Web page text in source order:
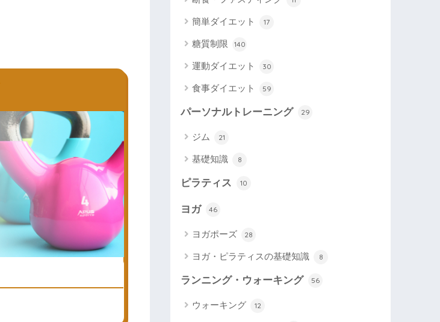
簡単ダイエット 17
糖質制限 140
運動ダイエット 30
食事ダイエット 59
パーソナルトレーニング 29
ジム 21
基礎知識 8
ピラティス 10
ヨガ 46
ヨガポーズ 28
ヨガ・ピラティスの基礎知識 8
ランニング・ウォーキング 56
ウォーキング 12